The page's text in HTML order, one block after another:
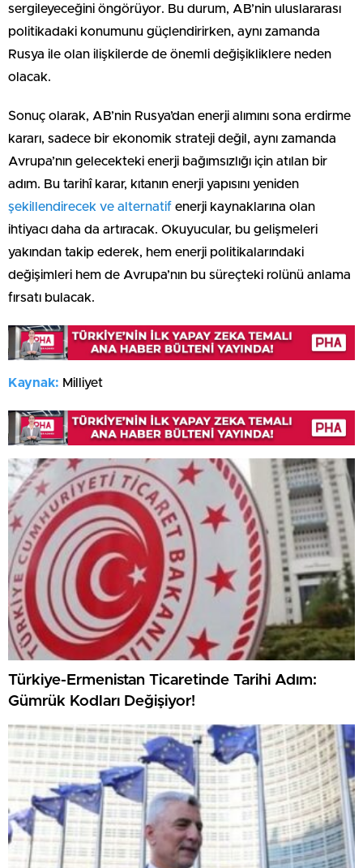
sergileyeceğini öngörüyor. Bu durum, AB’nin uluslararası
politikadaki konumunu güçlendirirken, aynı zamanda
Rusya ile olan ilişkilerde de önemli değişikliklere neden
olacak.
Sonuç olarak, AB’nin Rusya’dan enerji alımını sona erdirme
kararı, sadece bir ekonomik strateji değil, aynı zamanda
Avrupa’nın gelecekteki enerji bağımsızlığı için atılan bir
adım. Bu tarihî karar, kıtanın enerji yapısını yeniden
şekillendirecek ve alternatif enerji kaynaklarına olan
ihtiyacı daha da artıracak. Okuyucular, bu gelişmeleri
yakından takip ederek, hem enerji politikalarındaki
değişimleri hem de Avrupa’nın bu süreçteki rolünü anlama
fırsatı bulacak.
Kaynak: Milliyet
Türkiye-Ermenistan Ticaretinde Tarihi Adım:
Gümrük Kodları Değişiyor!